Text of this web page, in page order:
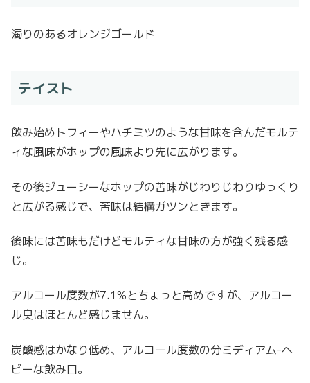
濁りのあるオレンジゴールド
テイスト
飲み始めトフィーやハチミツのような甘味を含んだモルテ
ィな風味がホップの風味より先に広がります。
その後ジューシーなホップの苦味がじわりじわりゆっくり
と広がる感じで、苦味は結構ガツンときます。
後味には苦味もだけどモルティな甘味の方が強く残る感
じ。
アルコール度数が7.1%とちょっと高めですが、アルコー
ル臭はほとんど感じません。
炭酸感はかなり低め、アルコール度数の分ミディアム-ヘ
ビーな飲み口。